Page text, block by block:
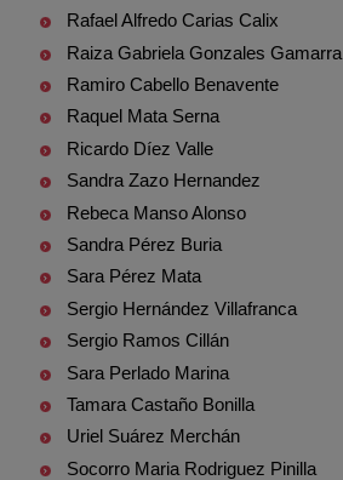
Rafael Alfredo Carias Calix
Raiza Gabriela Gonzales Gamarra
Ramiro Cabello Benavente
Raquel Mata Serna
Ricardo Díez Valle
Sandra Zazo Hernandez
Rebeca Manso Alonso
Sandra Pérez Buria
Sara Pérez Mata
Sergio Hernández Villafranca
Sergio Ramos Cillán
Sara Perlado Marina
Tamara Castaño Bonilla
Uriel Suárez Merchán
Socorro Maria Rodriguez Pinilla